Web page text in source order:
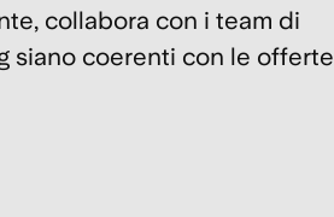
collabora con i team di
siano coerenti con le offerte